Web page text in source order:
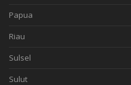
Papua
Riau
Sulsel
Sulut